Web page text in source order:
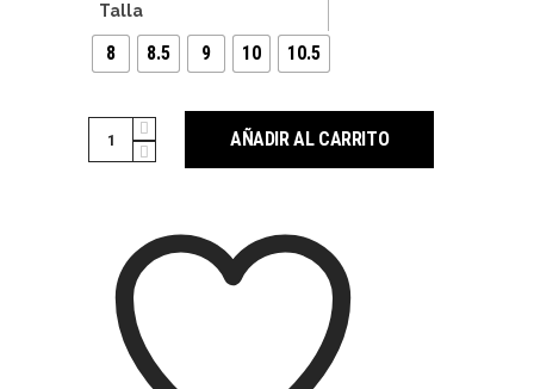
Talla
8 8.5 9 10 10.5
Cantidad AÑADIR AL CARRITO